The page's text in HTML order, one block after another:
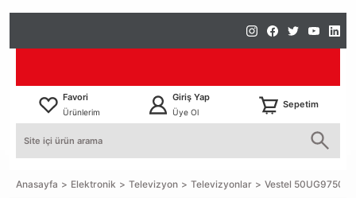
Favori
Ürünlerim
Giriş Yap
Üye Ol
Sepetim
Anasayfa Elektronik Televizyon Televizyonlar Vestel 50UG9750